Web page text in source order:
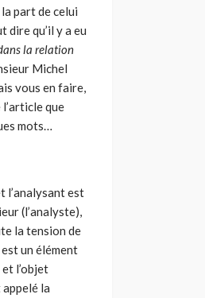
part de celui
dire qu’il y a eu
la relation
Michel
vous en faire,
que
mots…
l’analysant est
(l’analyste),
la tension de
un élément
l’objet
la